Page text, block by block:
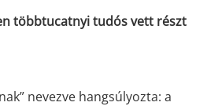
többtucatnyi tudós vett részt
nevezve hangsúlyozta: a